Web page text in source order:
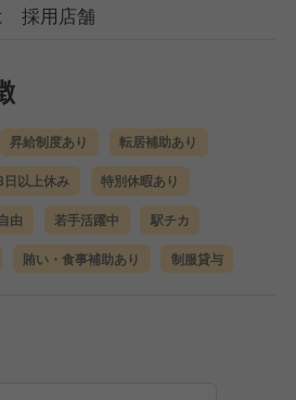
採用店舗
昇給制度あり 転居補助あり
日以上休み 特別休暇あり
由 若手活躍中 駅チカ
賄い・食事補助あり 制服貸与